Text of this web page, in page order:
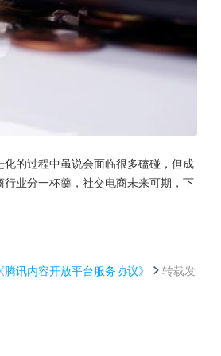
的过程中虽说会面临很多磕碰，但成
业分一杯羹，社交电商未来可期，下
《腾讯内容开放平台服务协议》
转载发